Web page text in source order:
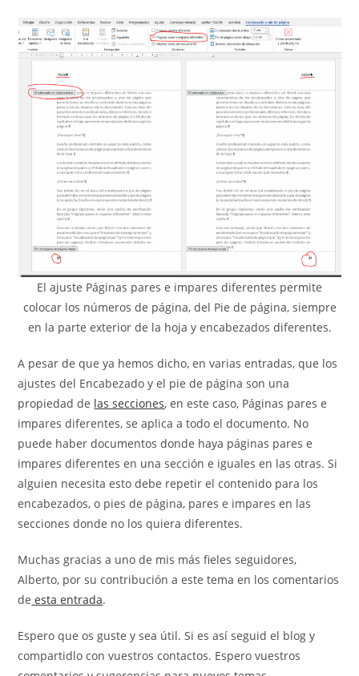
El ajuste Páginas pares e impares diferentes permite
colocar los números de página, del Pie de página, siempre
en la parte exterior de la hoja y encabezados diferentes.
A pesar de que ya hemos dicho, en varias entradas, que los
ajustes del Encabezado y el pie de página son una
propiedad de las secciones, en este caso, Páginas pares e
impares diferentes, se aplica a todo el documento. No
puede haber documentos donde haya páginas pares e
impares diferentes en una sección e iguales en las otras. Si
alguien necesita esto debe repetir el contenido para los
encabezados, o pies de página, pares e impares en las
secciones donde no los quiera diferentes.
Muchas gracias a uno de mis más fieles seguidores,
Alberto, por su contribución a este tema en los comentarios
de esta entrada.
Espero que os guste y sea útil. Si es así seguid el blog y
compartidlo con vuestros contactos. Espero vuestros